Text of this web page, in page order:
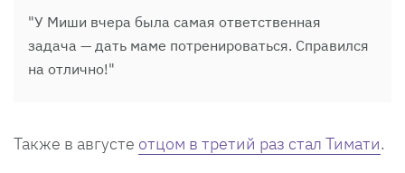
"У Миши вчера была самая ответственная
задача — дать маме потренироваться. Справился
на отлично!"
Также в августе отцом в третий раз стал Тимати.